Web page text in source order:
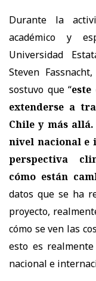
Durante la
académico y
Universidad
Steven
sostuvo que “
extenderse a
Chile y más
nivel nacional e
perspectiva
cómo están
datos que se ha
proyecto,
cómo se ven las
esto es
nacional e